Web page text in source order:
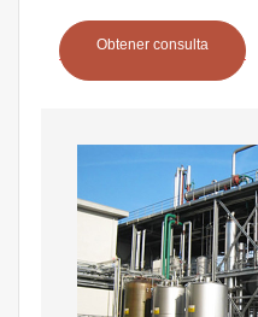
Obtener consulta